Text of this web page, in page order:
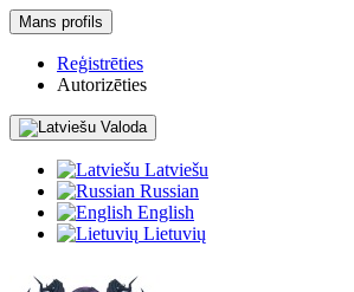
Mans profils
Reģistrēties
Autorizēties
Valoda
Latviešu
Russian
English
Lietuvių